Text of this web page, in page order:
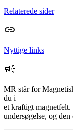
Relaterede sider
Nyttige links
MR står for
du i
et kraftigt
undersøgelse, og